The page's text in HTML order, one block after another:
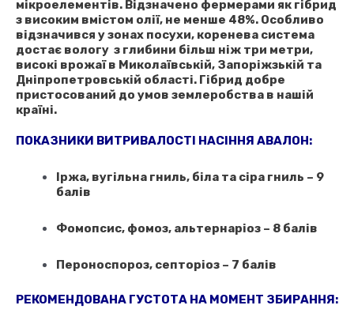
мікроелементів. Відзначено фермерами як гібрид
з високим вмістом олії, не менше 48%. Особливо
відзначився у зонах посухи, коренева система
достає вологу з глибини більш ніж три метри,
високі врожаї в Миколаївській, Запоріжзькій та
Дніпропетровській області. Гібрид добре
пристосований до умов землеробства в нашій
країні.
ПОКАЗНИКИ ВИТРИВАЛОСТІ НАСІННЯ АВАЛОН:
Іржа, вугільна гниль, біла та сіра гниль – 9
балів
Фомопсис, фомоз, альтернаріоз – 8 балів
Пероноспороз, септоріоз – 7 балів
РЕКОМЕНДОВАНА ГУСТОТА НА МОМЕНТ ЗБИРАННЯ: